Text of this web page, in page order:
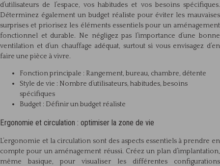
d’utilisateurs de l’espace, vos habitudes et vos besoins spécifiques.
Déterminez également un budget réaliste pour éviter les mauvaises
surprises et priorisez les éléments essentiels pour un aménagement
fonctionnel et durable. Ne négligez pas l’importance d’une bonne
ventilation et d’un chauffage adéquat, surtout si vous envisagez d’en
faire une pièce à vivre.
Fonction principale : Rangement, bureau, chambre, détente
Style de vie : Nombre d’utilisateurs, habitudes, besoins
spécifiques
Budget : Définir un budget réaliste
Ergonomie et circulation : optimiser la zone de vie
L’ergonomie et la circulation sont des aspects essentiels à prendre en
compte pour un aménagement réussi. Créez un plan d’implantation,
même basique, pour visualiser les différentes configurations